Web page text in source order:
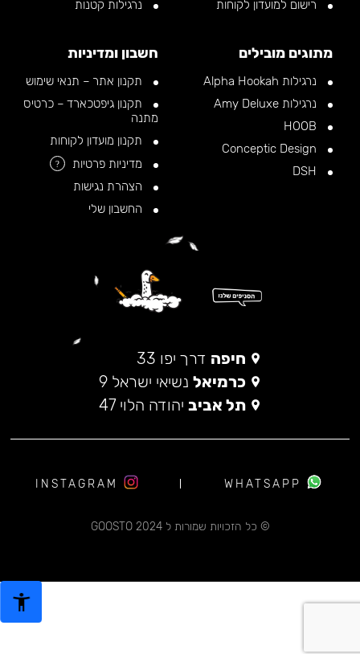
רישום למועדון לקוחות
נרגילות קטנות
מתוגים מובילים
נרגילות Alpha Hookah
נרגילות Amy Deluxe
חשבון ומדיניות
תקנון אתר – תנאי שימוש
תקנון גיפטכארד – כרטיס
מתנה
תקנון מועדון לקוחות
מדיניות פרטיות
?
הצהרת נגישות
החשבון שלי
חיפה דרך יפו 33
כרמיאל נשיאי ישראל 9
תל אביב יהודה הלוי 47
© כל הזכויות שמורות ל 2024 GOOSTO
WHATSAPP
INSTAGRAM